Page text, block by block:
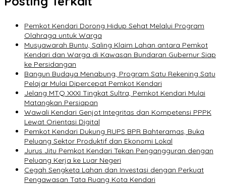
Pemkot Kendari Dorong Hidup Sehat Melalui Program
Olahraga untuk Warga
Musyawarah Buntu, Saling Klaim Lahan antara Pemkot
Kendari dan Warga di Kawasan Bundaran Gubernur Siap
ke Persidangan
Bangun Budaya Menabung, Program Satu Rekening Satu
Pelajar Mulai Dipercepat Pemkot Kendari
Jelang MTQ XXXI Tingkat Sultra, Pemkot Kendari Mulai
Matangkan Persiapan
Wawali Kendari Genjot Integritas dan Kompetensi PPPK
Lewat Orientasi Digital
Pemkot Kendari Dukung RUPS BPR Bahteramas, Buka
Peluang Sektor Produktif dan Ekonomi Lokal
Jurus Jitu Pemkot Kendari Tekan Pengangguran dengan
Peluang Kerja ke Luar Negeri
Cegah Sengketa Lahan dan Investasi dengan Perkuat
Pengawasan Tata Ruang Kota Kendari